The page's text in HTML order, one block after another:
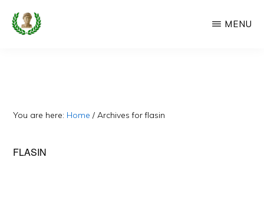
Skip
Faqe
Dedikuar
MENU
You are here: Home / Archives for flasin
FLASIN